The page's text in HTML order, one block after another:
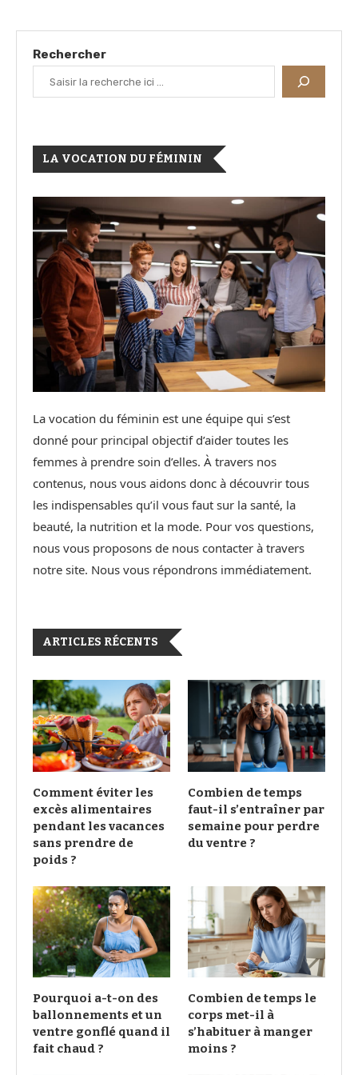
Rechercher
LA VOCATION DU FÉMININ
La vocation du féminin est une équipe qui s’est
donné pour principal objectif d’aider toutes les
femmes à prendre soin d’elles. À travers nos
contenus, nous vous aidons donc à découvrir tous
les indispensables qu’il vous faut sur la santé, la
beauté, la nutrition et la mode. Pour vos questions,
nous vous proposons de nous contacter à travers
notre site. Nous vous répondrons immédiatement.
ARTICLES RÉCENTS
Comment éviter les
excès alimentaires
pendant les vacances
sans prendre de
poids ?
Combien de temps
faut-il s’entraîner par
semaine pour perdre
du ventre ?
Pourquoi a-t-on des
ballonnements et un
ventre gonflé quand il
fait chaud ?
Combien de temps le
corps met-il à
s’habituer à manger
moins ?